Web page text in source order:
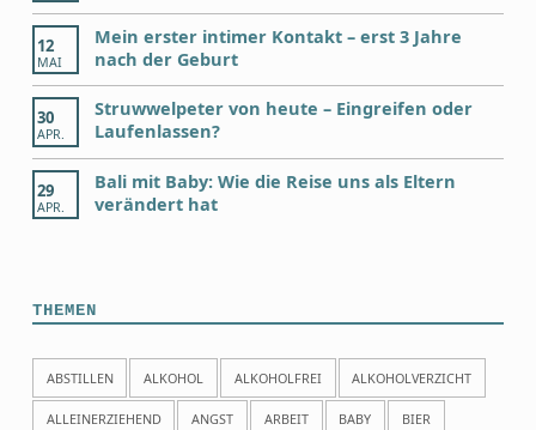
12
MAI
Mein erster intimer Kontakt – erst 3 Jahre
nach der Geburt
30
APR.
Struwwelpeter von heute – Eingreifen oder
Laufenlassen?
29
APR.
Bali mit Baby: Wie die Reise uns als Eltern
verändert hat
THEMEN
ABSTILLEN ALKOHOL ALKOHOLFREI ALKOHOLVERZICHT
ALLEINERZIEHEND ANGST ARBEIT BABY BIER